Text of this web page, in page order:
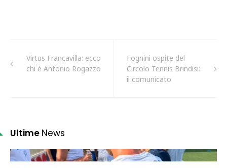
Virtus Francavilla: ecco
chi è Antonio Rogazzo
Fognini ospite del
Circolo Tennis Brindisi:
il comunicato
Ultime News